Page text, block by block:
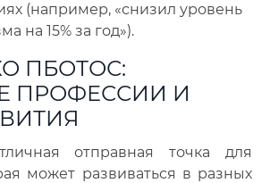
(например, «снизил уровень
на 15% за год»).
ПБОТОС:
ПРОФЕССИИ И
отправная точка для
может развиваться в разных